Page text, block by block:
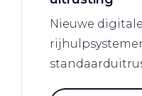
Nieuwe